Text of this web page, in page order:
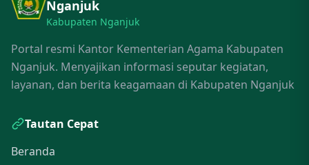
Nganjuk
Kabupaten Nganjuk
Portal resmi Kantor Kementerian Agama Kabupaten
Nganjuk. Menyajikan informasi seputar kegiatan,
layanan, dan berita keagamaan di Kabupaten Nganjuk
Tautan Cepat
Beranda